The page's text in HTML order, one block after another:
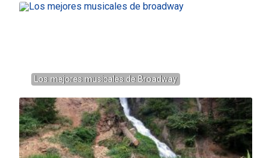
Los mejores musicales de Broadway